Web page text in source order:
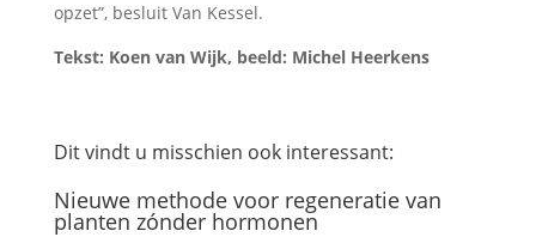
opzet”, besluit Van Kessel.
Tekst: Koen van Wijk, beeld: Michel Heerkens
Dit vindt u misschien ook interessant:
Nieuwe methode voor regeneratie van
planten zónder hormonen